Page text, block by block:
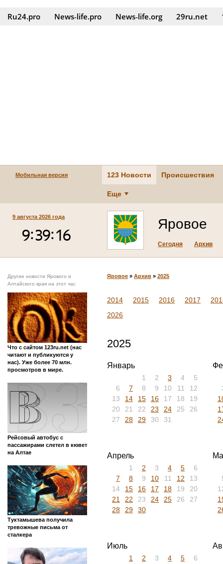
Ru24.pro News‑life.pro News‑life.org 29ru.net
Мобильная версия 123 Новости Происшествия
Еще
9 августа 2026 года Яровое
Сегодня Архив
Другие новости Ярового и
Алтайского края на этот час
Что с сайтом 123ru.net (нас
читают и публикуются у
нас). Уже более 70 млн.
просмотров в мире.
Рейсовый автобус с
пассажирами слетел в кювет
на Алтае
Туктамышева получила
тревожные письма от
сталкера
Яровое » Архив » 2025
2014 2015 2016 2017
2026
2025
Январь
1 2 3 4
5
6
7 8 9 10 11
12
13
14 15 16 17 18
19
20
21 22 23 24 25
26
27
28 29 30 31
Апрель
1 2 3 4 5
6
7
8 9 10 11 12
13
14
15 16 17 18 19
20
21
22 23 24 25 26
27
28
29 30
Июль
1 2 3 4 5
6